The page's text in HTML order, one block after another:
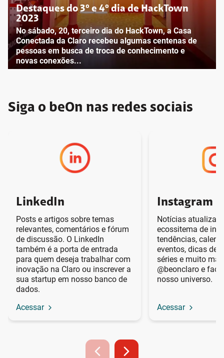
Destaques do 3º e 4º dia de HackTown
2023
No sábado, 20, terceiro dia do HackTown, a Casa
Conectada da Claro recebeu algumas centenas de
pessoas em busca de troca de conhecimento e
novas conexões...
Siga o beOn nas redes sociais
LinkedIn
Posts e artigos sobre temas
relevantes, comentários e fórum
de discussão. O LinkedIn
também é a porta de entrada
para quem deseja trabalhar com
inovação na Claro ou inscrever a
sua startup em nosso banco de
dados.
Acessar
Instagram
Notícias
ecossitema de
tendências,
eventos, dicas de
séries e muito
@beonclaro e
nosso universo.
Acessar